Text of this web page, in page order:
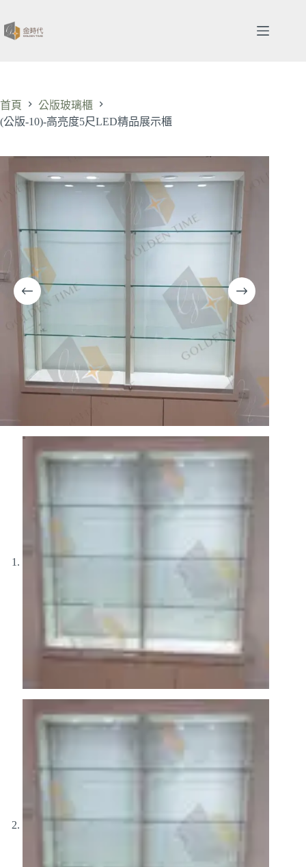
至
主
首頁
公版玻璃櫃
(公版-10)-高亮度5尺LED精品展示櫃